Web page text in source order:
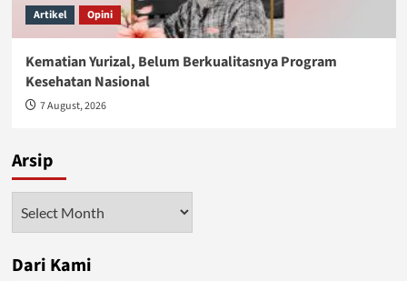
Artikel Opini
Kematian Yurizal, Belum Berkualitasnya Program
Kesehatan Nasional
7 August, 2026
Arsip
Dari Kami